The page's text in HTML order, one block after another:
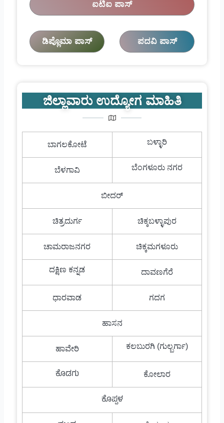
ಐಟಿಐ ಪಾಸ್
ಡಿಪ್ಲೊಮಾ ಪಾಸ್ ಪದವಿ ಪಾಸ್
ಜಿಲ್ಲಾವಾರು ಉದ್ಯೋಗ ಮಾಹಿತಿ
ಬಾಗಲಕೋಟೆ ಬಳ್ಳಾರಿ
ಬೆಳಗಾವಿ ಬೆಂಗಳೂರು ನಗರ
ಬೀದರ್
ಚಿತ್ರದುರ್ಗ ಚಿಕ್ಕಬಳ್ಳಾಪುರ
ಚಾಮರಾಜನಗರ ಚಿಕ್ಕಮಗಳೂರು
ದಕ್ಷಿಣ ಕನ್ನಡ ದಾವಣಗೆರೆ
ಧಾರವಾಡ ಗದಗ
ಹಾಸನ
ಹಾವೇರಿ ಕಲಬುರಗಿ (ಗುಲ್ಬರ್ಗಾ)
ಕೊಡಗು ಕೋಲಾರ
ಕೊಪ್ಪಳ